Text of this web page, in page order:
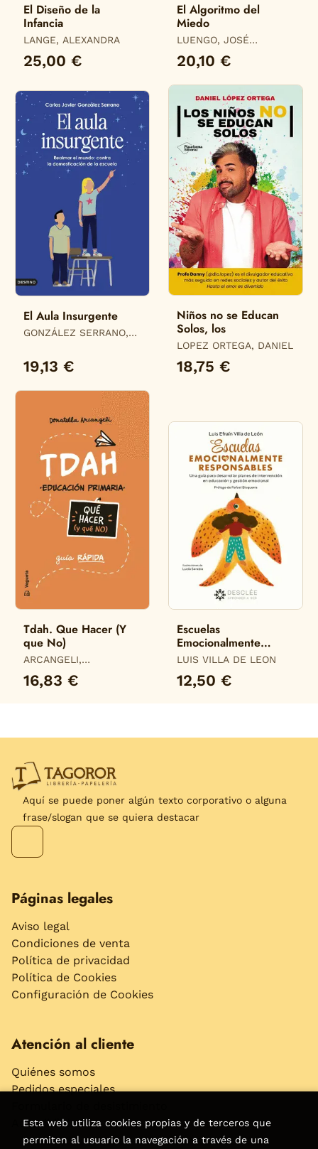
El Diseño de la
Infancia
LANGE, ALEXANDRA
25,00 €
El Algoritmo del
Miedo
LUENGO, JOSÉ
20,10 €
El Aula Insurgente
GONZÁLEZ SERRANO,
19,13 €
Niños no se Educan
Solos, los
LOPEZ ORTEGA, DANIEL
18,75 €
Tdah. Que Hacer (Y
que No)
ARCANGELI,
16,83 €
Escuelas
Emocionalmente
Responsables. Una
Planes de Interv
LUIS VILLA DE LEON
12,50 €
Aquí se puede poner algún texto corporativo o alguna
frase/slogan que se quiera destacar
Páginas legales
Aviso legal
Condiciones de venta
Política de privacidad
Política de Cookies
Configuración de Cookies
Atención al cliente
Quiénes somos
Pedidos especiales
Accesibilidad
Esta web utiliza cookies propias y de terceros que
permiten al usuario la navegación a través de una